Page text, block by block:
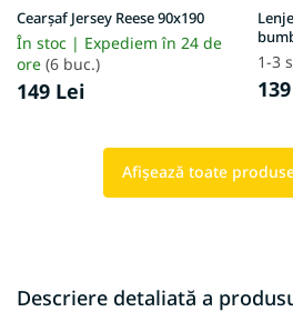
Cearșaf Jersey Reese 90x190
În stoc | Expediem în 24 de
ore (6 buc.)
149 Lei
owls
1-3
Afişează toate
Descriere detaliată a